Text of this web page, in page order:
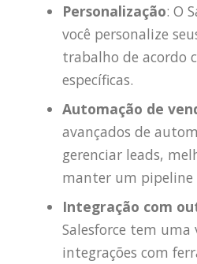
Personalização: O
você personalize
trabalho de acordo
específicas.
Automação de
avançados de
gerenciar leads,
manter um pipeline
Integração com
Salesforce tem
integrações com